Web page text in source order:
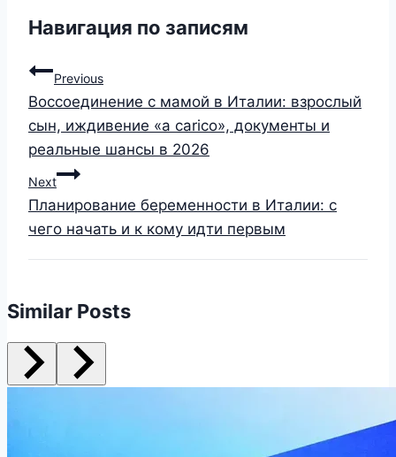
Навигация по записям
Previous
Воссоединение с мамой в Италии: взрослый
сын, иждивение «a carico», документы и
реальные шансы в 2026
Next
Планирование беременности в Италии: с
чего начать и к кому идти первым
Similar Posts